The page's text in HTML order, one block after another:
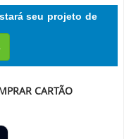
seu projeto de
CARTÃO